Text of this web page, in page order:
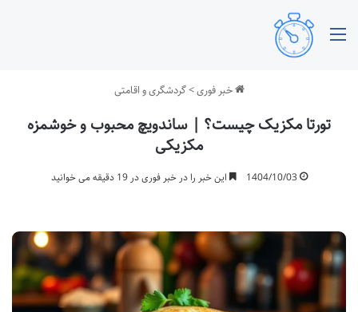
خبر فوری>گردشگری و اقامتی
تورتا مکزیک چیست؟ | ساندویچ محبوب و خوشمزه
مکزیکی
1404/10/03 این خبر را در خبر فوری در 19 دقیقه می خوانید